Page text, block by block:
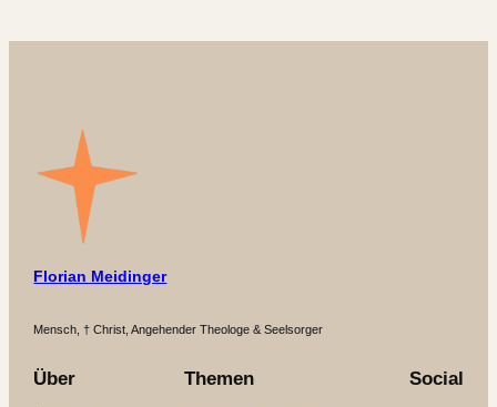
Florian Meidinger
Mensch, † Christ, Angehender Theologe & Seelsorger
Über Themen Social